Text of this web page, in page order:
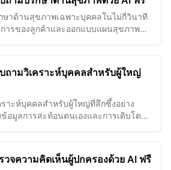
ษาด้านสุขภาพเฉพาะบุคคลในไม่กี่วินาที
ารของลูกค้าและออกแบบแผนสุขภาพที่
ถามวิเคราะห์บุคคลสำหรับผู้ใหญ่
าะห์บุคคลสำหรับผู้ใหญ่ที่ลึกซึ้งอย่าง
อมูลการสะท้อนตนเองและการเติบโตที่
วจความคิดเห็นผู้ปกครองด้วย AI ฟรี